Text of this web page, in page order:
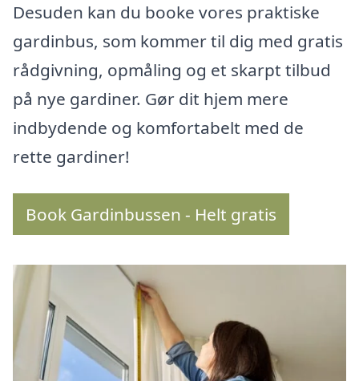
Desuden kan du booke vores praktiske
gardinbus, som kommer til dig med gratis
rådgivning, opmåling og et skarpt tilbud
på nye gardiner. Gør dit hjem mere
indbydende og komfortabelt med de
rette gardiner!
Book Gardinbussen - Helt gratis